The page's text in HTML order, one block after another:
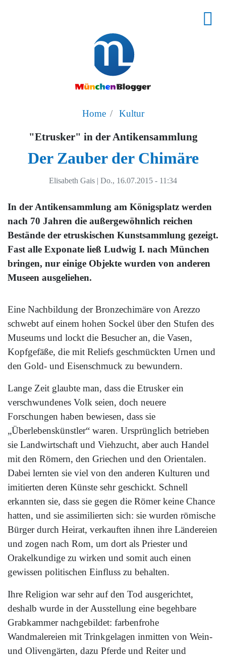
Home Kultur
"Etrusker" in der Antikensammlung
Der Zauber der Chimäre
Elisabeth Gais | Do., 16.07.2015 - 11:34
In der Antikensammlung am Königsplatz werden
nach 70 Jahren die außergewöhnlich reichen
Bestände der etruskischen Kunstsammlung gezeigt.
Fast alle Exponate ließ Ludwig I. nach München
bringen, nur einige Objekte wurden von anderen
Museen ausgeliehen.
Eine Nachbildung der Bronzechimäre von Arezzo
schwebt auf einem hohen Sockel über den Stufen des
Museums und lockt die Besucher an, die Vasen,
Kopfgefäße, die mit Reliefs geschmückten Urnen und
den Gold- und Eisenschmuck zu bewundern.
Lange Zeit glaubte man, dass die Etrusker ein
verschwundenes Volk seien, doch neuere
Forschungen haben bewiesen, dass sie
„Überlebenskünstler“ waren. Ursprünglich betrieben
sie Landwirtschaft und Viehzucht, aber auch Handel
mit den Römern, den Griechen und den Orientalen.
Dabei lernten sie viel von den anderen Kulturen und
imitierten deren Künste sehr geschickt. Schnell
erkannten sie, dass sie gegen die Römer keine Chance
hatten, und sie assimilierten sich: sie wurden römische
Bürger durch Heirat, verkauften ihnen ihre Ländereien
und zogen nach Rom, um dort als Priester und
Orakelkundige zu wirken und somit auch einen
gewissen politischen Einfluss zu behalten.
Ihre Religion war sehr auf den Tod ausgerichtet,
deshalb wurde in der Ausstellung eine begehbare
Grabkammer nachgebildet: farbenfrohe
Wandmalereien mit Trinkgelagen inmitten von Wein-
und Olivengärten, dazu Pferde und Reiter und